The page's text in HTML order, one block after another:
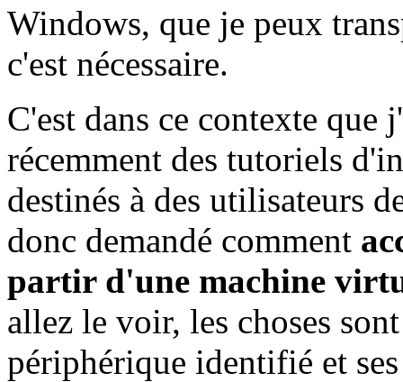
Windows, que je peux
c'est nécessaire.
C'est dans ce contexte que
récemment des tutoriels
destinés à des utilisateurs
donc demandé comment
partir d'une machine
allez le voir, les choses
périphérique identifié et